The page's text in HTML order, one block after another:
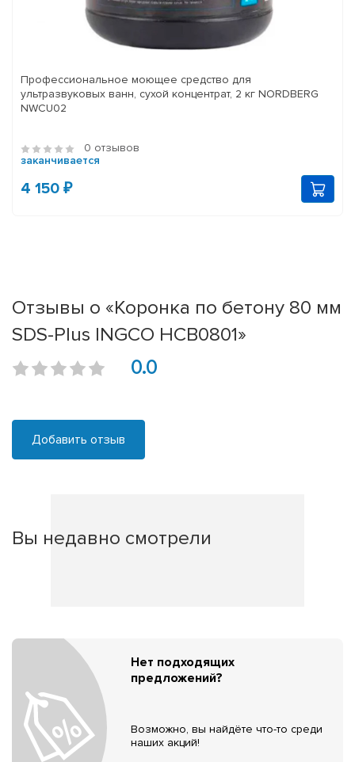
Профессиональное моющее средство для
ультразвуковых ванн, сухой концентрат, 2 кг NORDBERG
NWCU02
0 отзывов
заканчивается
4 150 ₽
Отзывы о «Коронка по бетону 80 мм
SDS-Plus INGCO HCB0801»
0.0
Добавить отзыв
Вы недавно смотрели
Нет подходящих
предложений?
Возможно, вы найдёте что-то среди
наших акций!